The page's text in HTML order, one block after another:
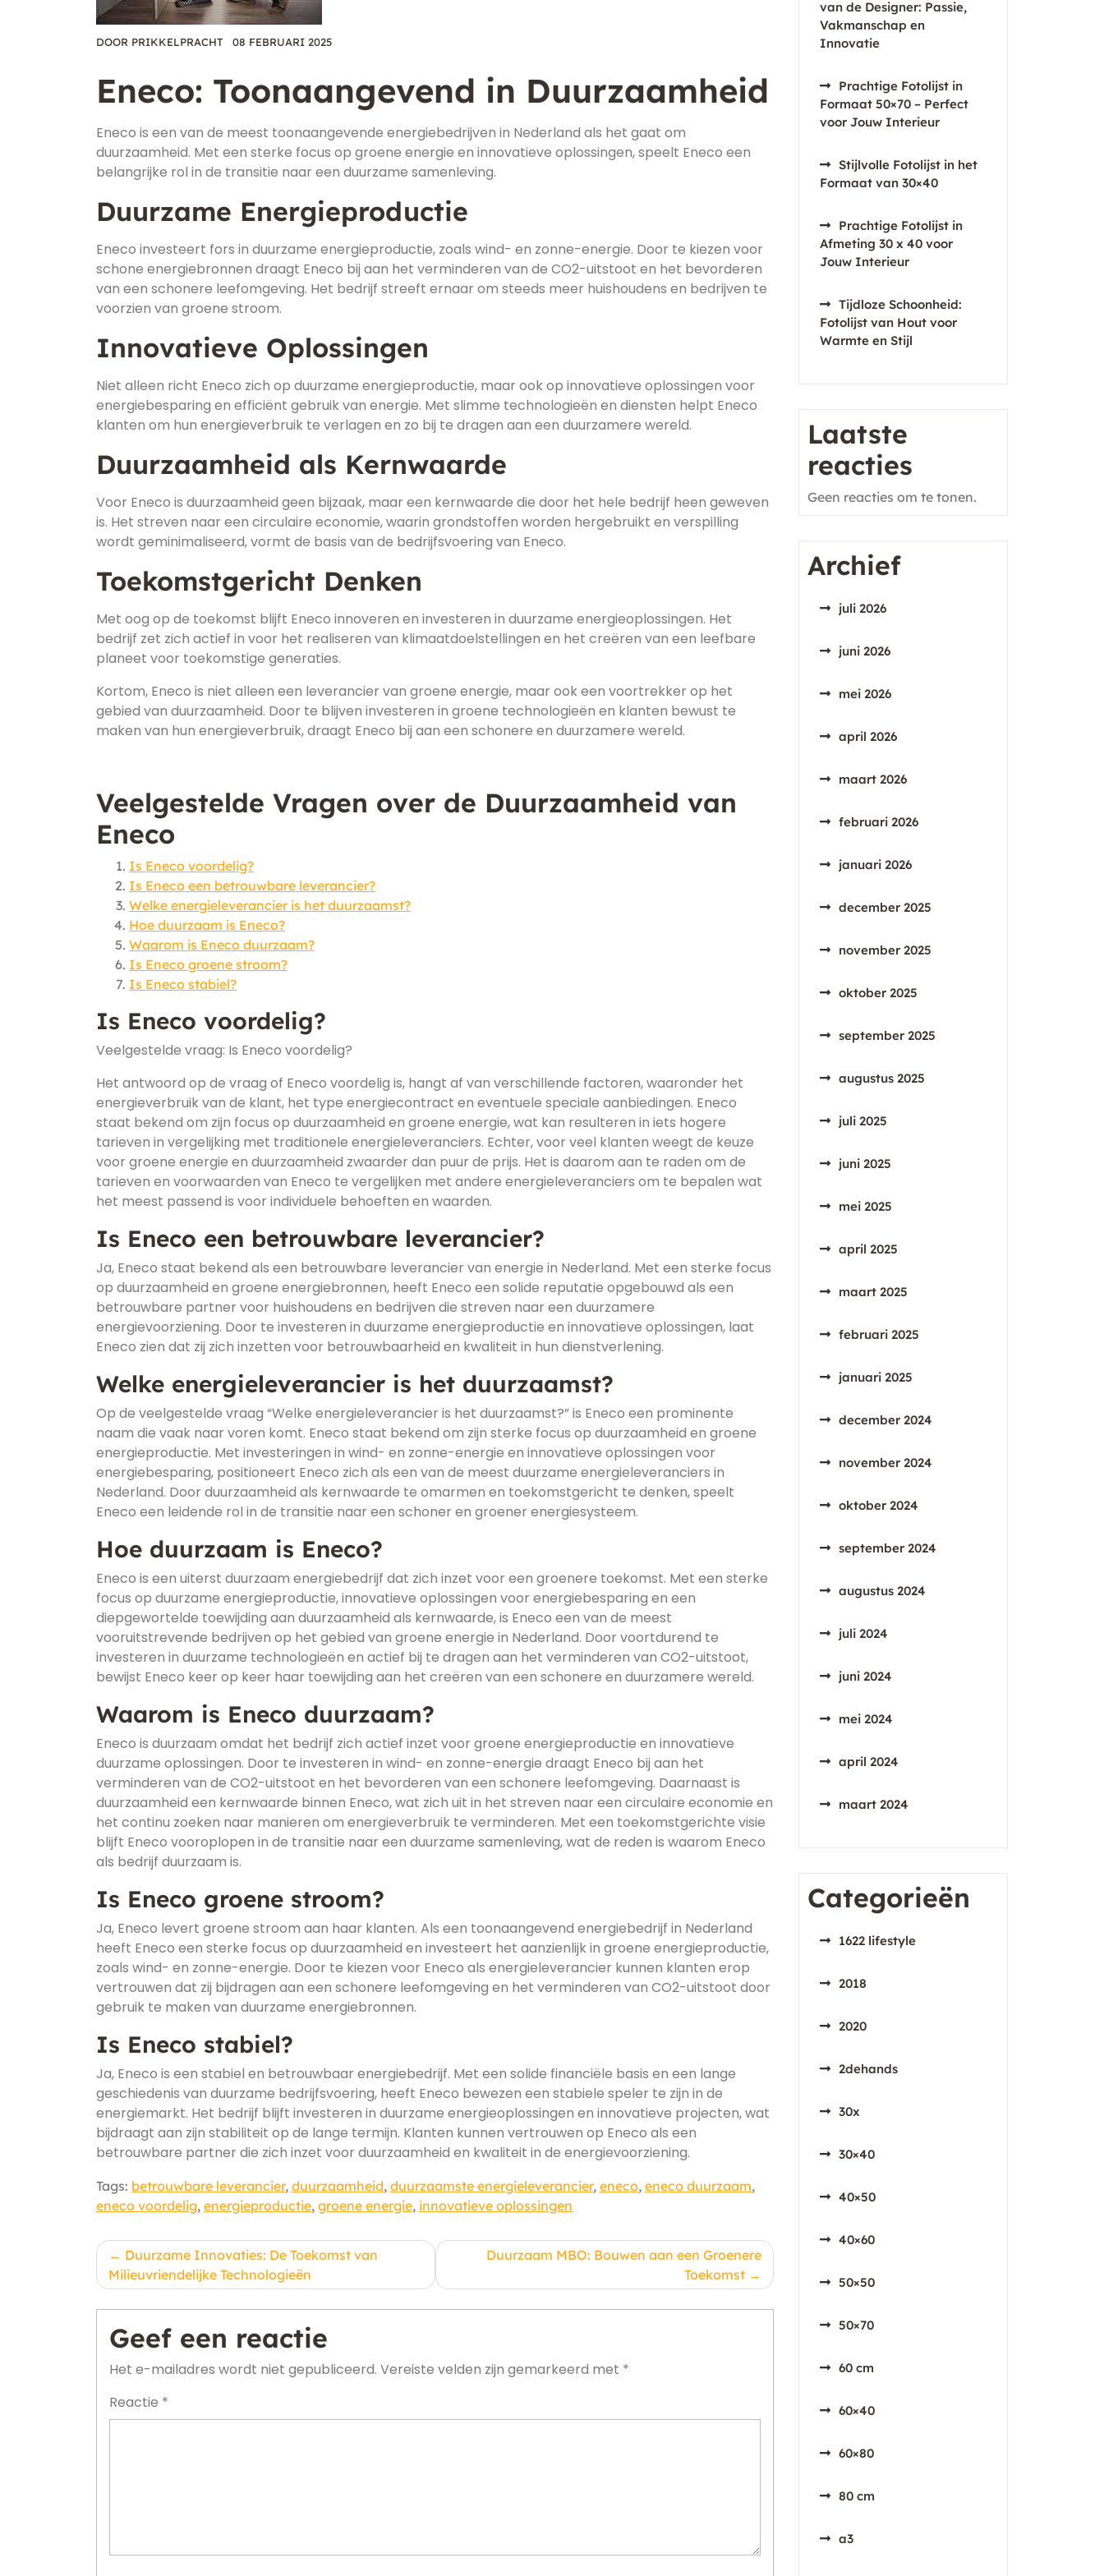
DOOR PRIKKELPRACHT 08 FEBRUARI 2025
Eneco: Toonaangevend in Duurzaamheid
Eneco is een van de meest toonaangevende energiebedrijven in Nederland als het gaat om
duurzaamheid. Met een sterke focus op groene energie en innovatieve oplossingen, speelt Eneco een
belangrijke rol in de transitie naar een duurzame samenleving.
Duurzame Energieproductie
Eneco investeert fors in duurzame energieproductie, zoals wind- en zonne-energie. Door te kiezen voor
schone energiebronnen draagt Eneco bij aan het verminderen van de CO2-uitstoot en het bevorderen
van een schonere leefomgeving. Het bedrijf streeft ernaar om steeds meer huishoudens en bedrijven te
voorzien van groene stroom.
Innovatieve Oplossingen
Niet alleen richt Eneco zich op duurzame energieproductie, maar ook op innovatieve oplossingen voor
energiebesparing en efficiënt gebruik van energie. Met slimme technologieën en diensten helpt Eneco
klanten om hun energieverbruik te verlagen en zo bij te dragen aan een duurzamere wereld.
Duurzaamheid als Kernwaarde
Voor Eneco is duurzaamheid geen bijzaak, maar een kernwaarde die door het hele bedrijf heen geweven
is. Het streven naar een circulaire economie, waarin grondstoffen worden hergebruikt en verspilling
wordt geminimaliseerd, vormt de basis van de bedrijfsvoering van Eneco.
Toekomstgericht Denken
Met oog op de toekomst blijft Eneco innoveren en investeren in duurzame energieoplossingen. Het
bedrijf zet zich actief in voor het realiseren van klimaatdoelstellingen en het creëren van een leefbare
planeet voor toekomstige generaties.
Kortom, Eneco is niet alleen een leverancier van groene energie, maar ook een voortrekker op het
gebied van duurzaamheid. Door te blijven investeren in groene technologieën en klanten bewust te
maken van hun energieverbruik, draagt Eneco bij aan een schonere en duurzamere wereld.
Veelgestelde Vragen over de Duurzaamheid van
Eneco
Is Eneco voordelig?
Is Eneco een betrouwbare leverancier?
Welke energieleverancier is het duurzaamst?
Hoe duurzaam is Eneco?
Waarom is Eneco duurzaam?
Is Eneco groene stroom?
Is Eneco stabiel?
Is Eneco voordelig?
Veelgestelde vraag: Is Eneco voordelig?
Het antwoord op de vraag of Eneco voordelig is, hangt af van verschillende factoren, waaronder het
energieverbruik van de klant, het type energiecontract en eventuele speciale aanbiedingen. Eneco
staat bekend om zijn focus op duurzaamheid en groene energie, wat kan resulteren in iets hogere
tarieven in vergelijking met traditionele energieleveranciers. Echter, voor veel klanten weegt de keuze
voor groene energie en duurzaamheid zwaarder dan puur de prijs. Het is daarom aan te raden om de
tarieven en voorwaarden van Eneco te vergelijken met andere energieleveranciers om te bepalen wat
het meest passend is voor individuele behoeften en waarden.
Is Eneco een betrouwbare leverancier?
Ja, Eneco staat bekend als een betrouwbare leverancier van energie in Nederland. Met een sterke focus
op duurzaamheid en groene energiebronnen, heeft Eneco een solide reputatie opgebouwd als een
betrouwbare partner voor huishoudens en bedrijven die streven naar een duurzamere
energievoorziening. Door te investeren in duurzame energieproductie en innovatieve oplossingen, laat
Eneco zien dat zij zich inzetten voor betrouwbaarheid en kwaliteit in hun dienstverlening.
Welke energieleverancier is het duurzaamst?
Op de veelgestelde vraag “Welke energieleverancier is het duurzaamst?” is Eneco een prominente
naam die vaak naar voren komt. Eneco staat bekend om zijn sterke focus op duurzaamheid en groene
energieproductie. Met investeringen in wind- en zonne-energie en innovatieve oplossingen voor
energiebesparing, positioneert Eneco zich als een van de meest duurzame energieleveranciers in
Nederland. Door duurzaamheid als kernwaarde te omarmen en toekomstgericht te denken, speelt
Eneco een leidende rol in de transitie naar een schoner en groener energiesysteem.
Hoe duurzaam is Eneco?
Eneco is een uiterst duurzaam energiebedrijf dat zich inzet voor een groenere toekomst. Met een sterke
focus op duurzame energieproductie, innovatieve oplossingen voor energiebesparing en een
diepgewortelde toewijding aan duurzaamheid als kernwaarde, is Eneco een van de meest
vooruitstrevende bedrijven op het gebied van groene energie in Nederland. Door voortdurend te
investeren in duurzame technologieën en actief bij te dragen aan het verminderen van CO2-uitstoot,
bewijst Eneco keer op keer haar toewijding aan het creëren van een schonere en duurzamere wereld.
Waarom is Eneco duurzaam?
Eneco is duurzaam omdat het bedrijf zich actief inzet voor groene energieproductie en innovatieve
duurzame oplossingen. Door te investeren in wind- en zonne-energie draagt Eneco bij aan het
verminderen van de CO2-uitstoot en het bevorderen van een schonere leefomgeving. Daarnaast is
duurzaamheid een kernwaarde binnen Eneco, wat zich uit in het streven naar een circulaire economie en
het continu zoeken naar manieren om energieverbruik te verminderen. Met een toekomstgerichte visie
blijft Eneco vooroplopen in de transitie naar een duurzame samenleving, wat de reden is waarom Eneco
als bedrijf duurzaam is.
Is Eneco groene stroom?
Ja, Eneco levert groene stroom aan haar klanten. Als een toonaangevend energiebedrijf in Nederland
heeft Eneco een sterke focus op duurzaamheid en investeert het aanzienlijk in groene energieproductie,
zoals wind- en zonne-energie. Door te kiezen voor Eneco als energieleverancier kunnen klanten erop
vertrouwen dat zij bijdragen aan een schonere leefomgeving en het verminderen van CO2-uitstoot door
gebruik te maken van duurzame energiebronnen.
Is Eneco stabiel?
Ja, Eneco is een stabiel en betrouwbaar energiebedrijf. Met een solide financiële basis en een lange
geschiedenis van duurzame bedrijfsvoering, heeft Eneco bewezen een stabiele speler te zijn in de
energiemarkt. Het bedrijf blijft investeren in duurzame energieoplossingen en innovatieve projecten, wat
bijdraagt aan zijn stabiliteit op de lange termijn. Klanten kunnen vertrouwen op Eneco als een
betrouwbare partner die zich inzet voor duurzaamheid en kwaliteit in de energievoorziening.
Tags: betrouwbare leverancier, duurzaamheid, duurzaamste energieleverancier, eneco, eneco duurzaam,
eneco voordelig, energieproductie, groene energie, innovatieve oplossingen
Berichtnavigatie
Duurzame Innovaties: De Toekomst van
Milieuvriendelijke Technologieën
Duurzaam MBO: Bouwen aan een Groenere
Toekomst
Geef een reactie
Het e-mailadres wordt niet gepubliceerd. Vereiste velden zijn gemarkeerd met *
Reactie *
van de Designer: Passie,
Vakmanschap en
Innovatie
Prachtige Fotolijst in
Formaat 50×70 – Perfect
voor Jouw Interieur
Stijlvolle Fotolijst in het
Formaat van 30×40
Prachtige Fotolijst in
Afmeting 30 x 40 voor
Jouw Interieur
Tijdloze Schoonheid:
Fotolijst van Hout voor
Warmte en Stijl
Laatste
reacties
Geen reacties om te tonen.
Archief
juli 2026
juni 2026
mei 2026
april 2026
maart 2026
februari 2026
januari 2026
december 2025
november 2025
oktober 2025
september 2025
augustus 2025
juli 2025
juni 2025
mei 2025
april 2025
maart 2025
februari 2025
januari 2025
december 2024
november 2024
oktober 2024
september 2024
augustus 2024
juli 2024
juni 2024
mei 2024
april 2024
maart 2024
Categorieën
1622 lifestyle
2018
2020
2dehands
30x
30×40
40×50
40×60
50×50
50×70
60 cm
60×40
60×80
80 cm
a3